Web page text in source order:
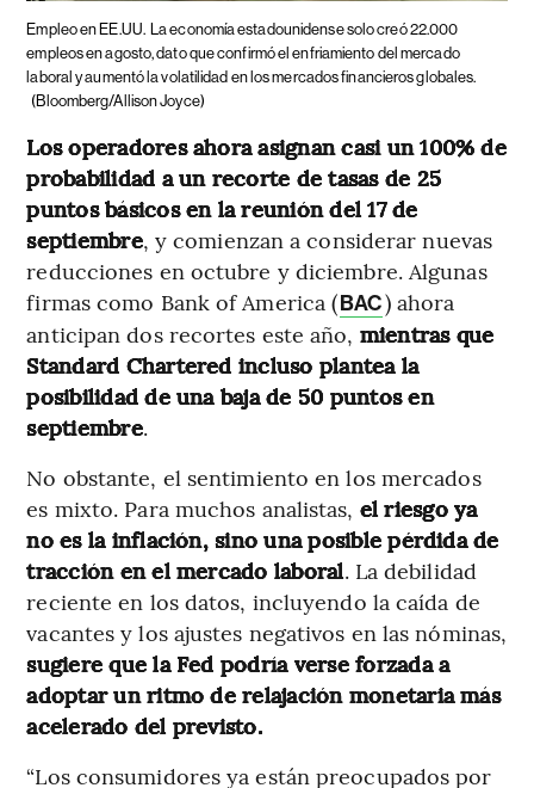
Empleo en EE.UU. La economía estadounidense solo creó 22.000
empleos en agosto, dato que confirmó el enfriamiento del mercado
laboral y aumentó la volatilidad en los mercados financieros globales.
(Bloomberg/Allison Joyce)
Los operadores ahora asignan casi un 100% de
probabilidad a un recorte de tasas de 25
puntos básicos en la reunión del 17 de
septiembre, y comienzan a considerar nuevas
reducciones en octubre y diciembre. Algunas
firmas como Bank of America (BAC) ahora
anticipan dos recortes este año, mientras que
Standard Chartered incluso plantea la
posibilidad de una baja de 50 puntos en
septiembre.
No obstante, el sentimiento en los mercados
es mixto. Para muchos analistas, el riesgo ya
no es la inflación, sino una posible pérdida de
tracción en el mercado laboral. La debilidad
reciente en los datos, incluyendo la caída de
vacantes y los ajustes negativos en las nóminas,
sugiere que la Fed podría verse forzada a
adoptar un ritmo de relajación monetaria más
acelerado del previsto.
“Los consumidores ya están preocupados por